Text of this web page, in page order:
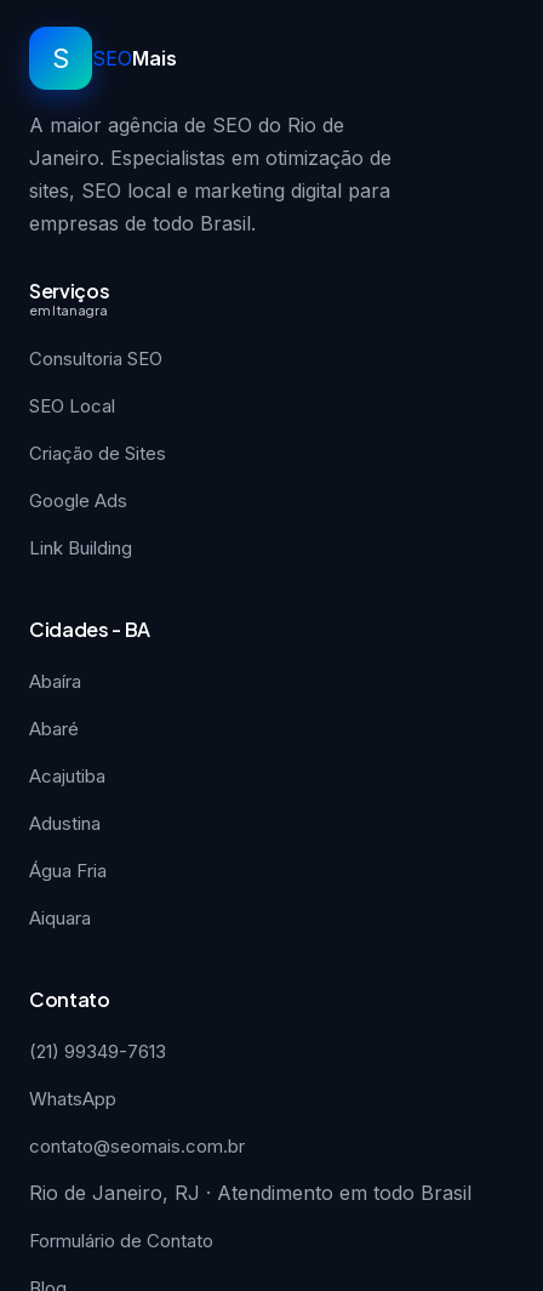
S SEOMais
A maior agência de SEO do Rio de
Janeiro. Especialistas em otimização de
sites, SEO local e marketing digital para
empresas de todo Brasil.
Serviços
em Itanagra
Consultoria SEO
SEO Local
Criação de Sites
Google Ads
Link Building
Cidades - BA
Abaíra
Abaré
Acajutiba
Adustina
Água Fria
Aiquara
Contato
(21) 99349-7613
WhatsApp
contato@seomais.com.br
Rio de Janeiro, RJ · Atendimento em todo Brasil
Formulário de Contato